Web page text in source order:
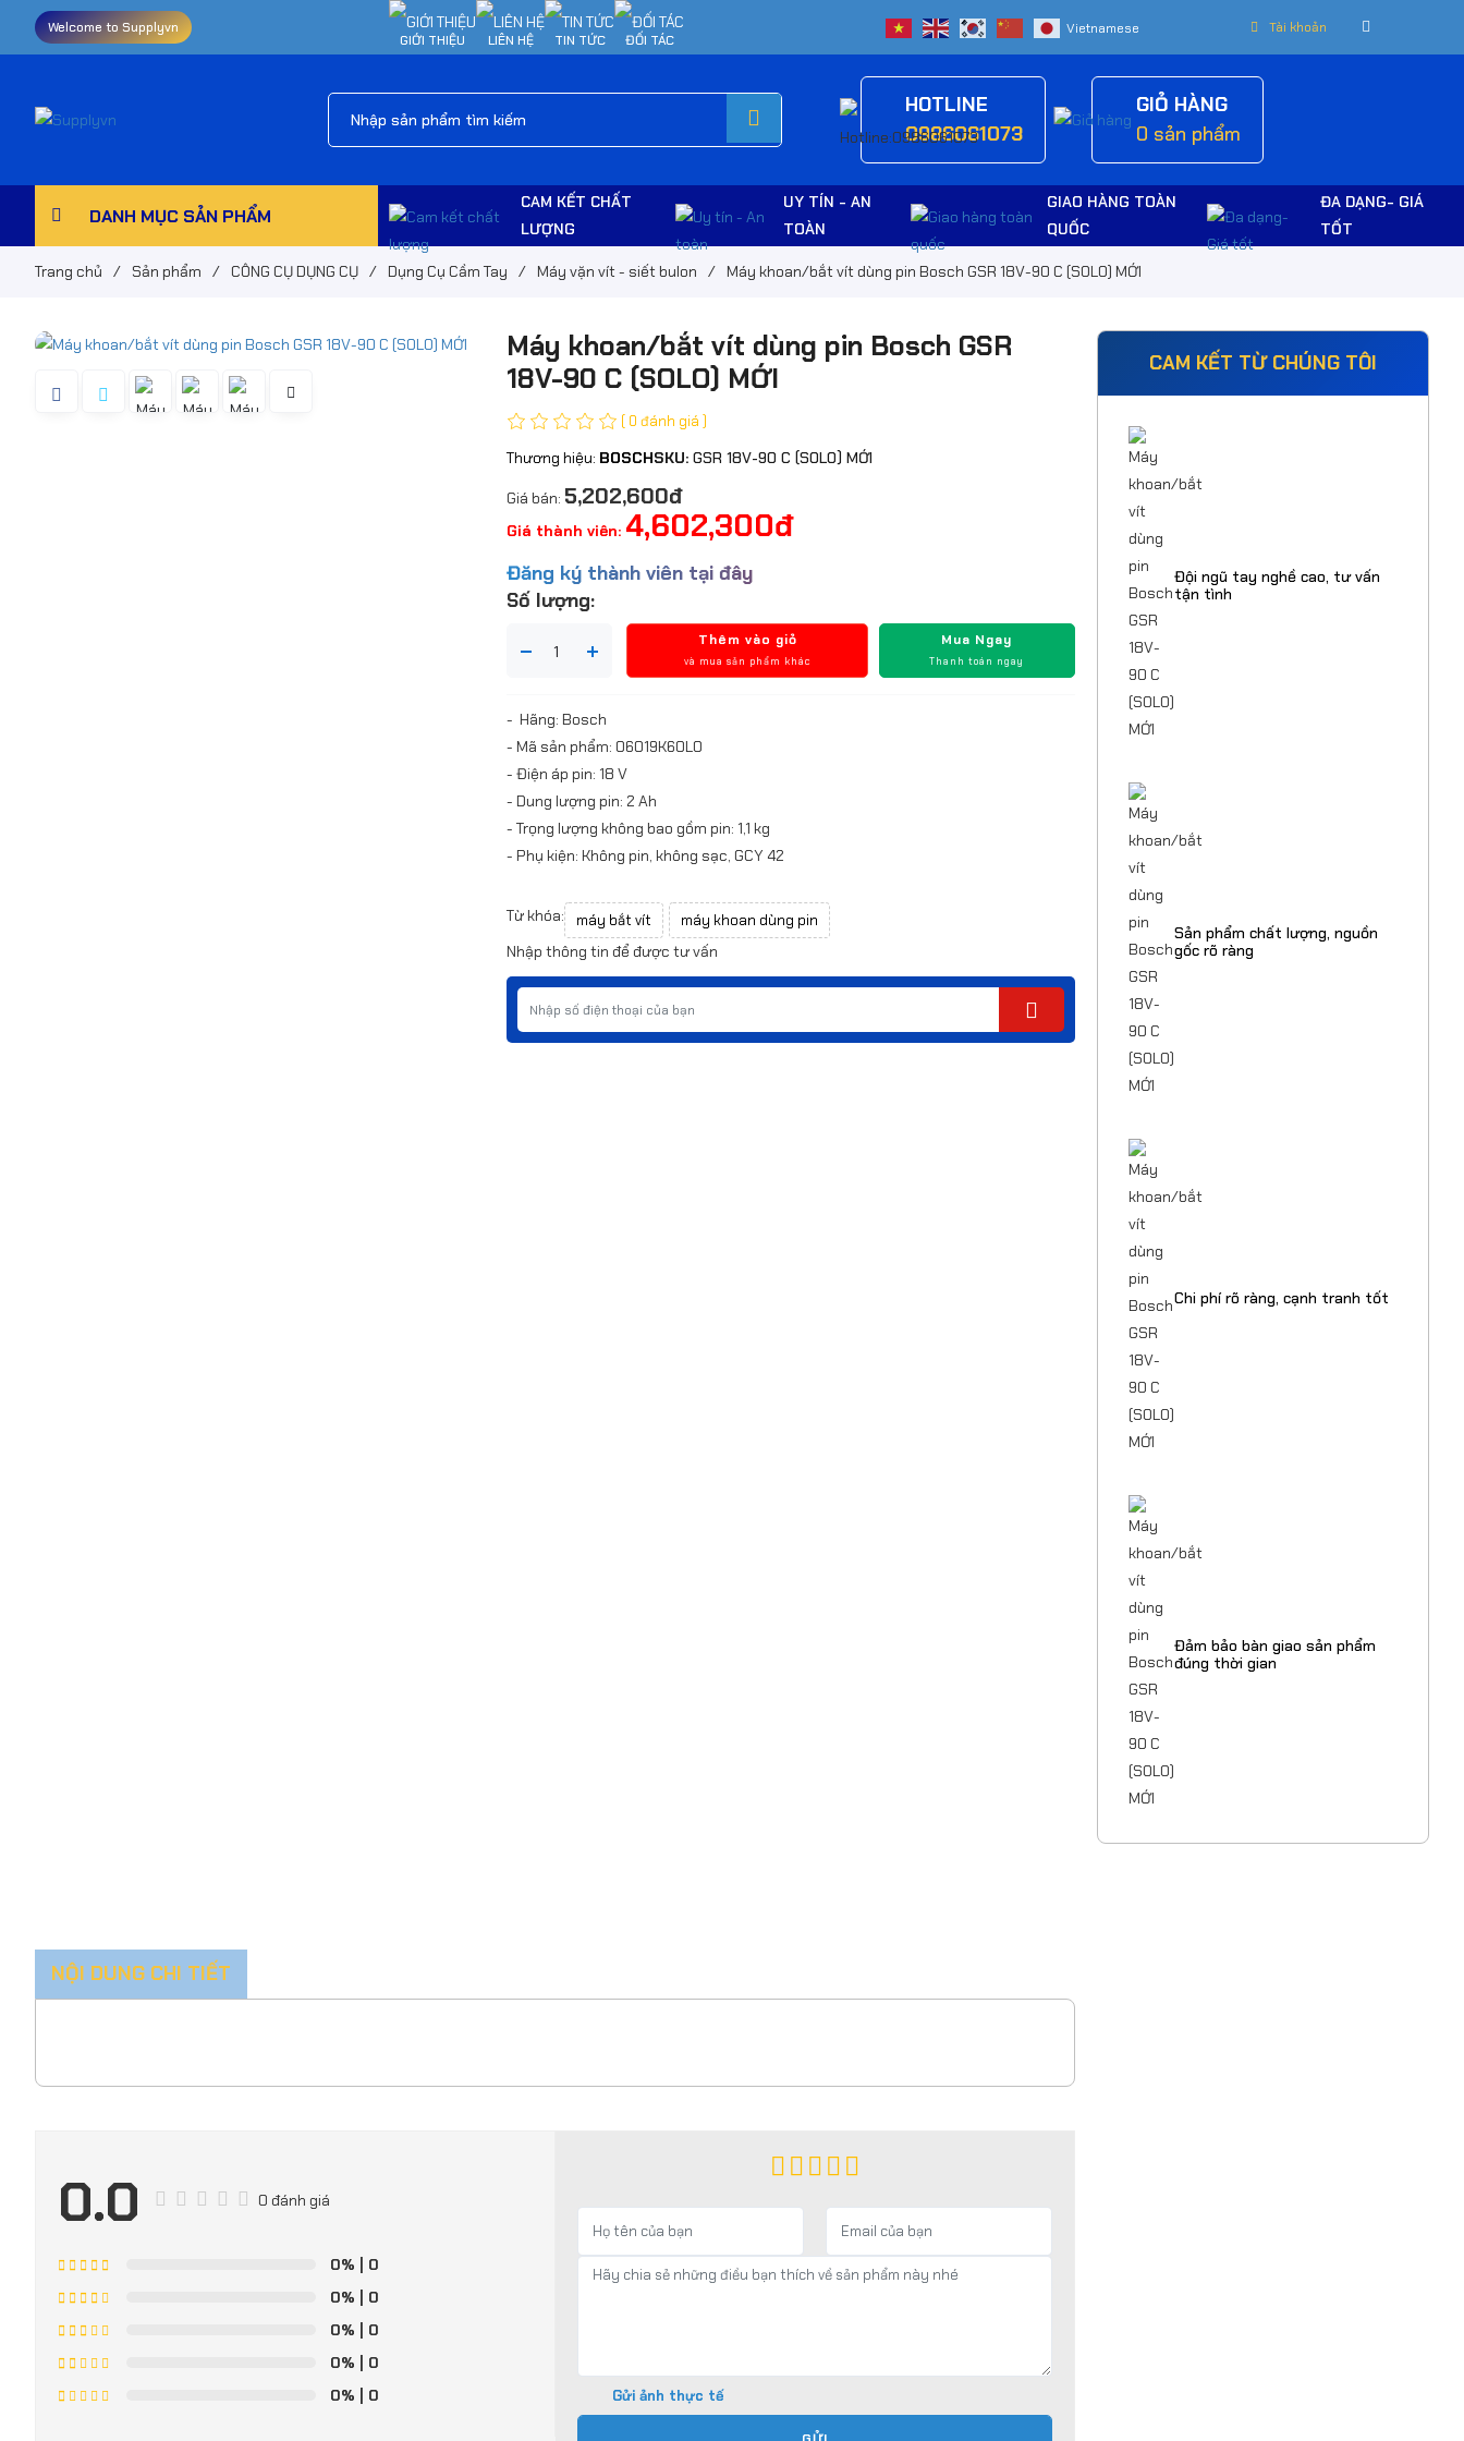
Welcome to Supplyvn
GIỚI THIỆU LIÊN HỆ TIN TỨC ĐỐI TÁC
Tài khoản
HOTLINE
0986061073
GIỎ HÀNG
0 sản phẩm
DANH MỤC SẢN PHẨM
CAM KẾT CHẤT
LƯỢNG
UY TÍN - AN
TOÀN
GIAO HÀNG TOÀN
QUỐC
ĐA DẠNG- GIÁ
TỐT
Trang chủ / Sản phẩm / CÔNG CỤ DỤNG CỤ / Dụng Cụ Cầm Tay / Máy vặn vít - siết bulon / Máy khoan/bắt vít dùng pin Bosch GSR 18V-90 C (SOLO) MỚI
Máy khoan/bắt vít dùng pin Bosch GSR
18V-90 C (SOLO) MỚI
( 0 đánh giá )
Thương hiệu: BOSCHSKU:GSR 18V-90 C (SOLO) MỚI
Giá bán: 5,202,600đ
Giá thành viên: 4,602,300đ
Đăng ký thành viên tại đây
Số lượng:
Thêm vào giỏ
và mua sản phẩm khác
Mua Ngay
Thanh toán ngay
- Hãng: Bosch
- Mã sản phẩm: 06019K60L0
- Điện áp pin: 18 V
- Dung lượng pin: 2 Ah
- Trọng lượng không bao gồm pin: 1,1 kg
- Phụ kiện: Không pin, không sạc, GCY 42
Từ khóa: máy bắt vít máy khoan dùng pin
Nhập thông tin để được tư vấn
CAM KẾT TỪ CHÚNG TÔI
Đội ngũ tay nghề cao, tư vấn
tận tình
Sản phẩm chất lượng, nguồn
gốc rõ ràng
Chi phí rõ ràng, cạnh tranh tốt
Đảm bảo bàn giao sản phẩm
đúng thời gian
NỘI DUNG CHI TIẾT
0.0 0 đánh giá
0% | 0
0% | 0
0% | 0
0% | 0
0% | 0 Gửi ảnh thực tế